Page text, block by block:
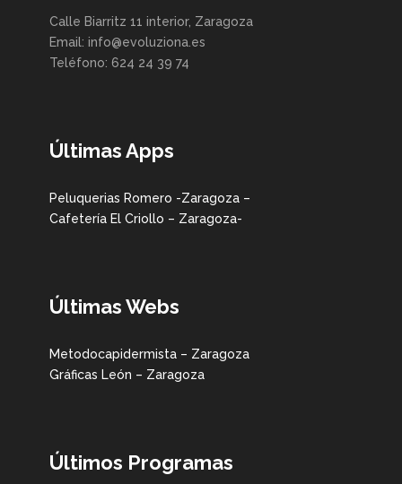
Calle Biarritz 11 interior, Zaragoza
Email: info@evoluziona.es
Teléfono: 624 24 39 74
Últimas Apps
Peluquerias Romero -Zaragoza –
Cafetería El Criollo – Zaragoza-
Últimas Webs
Metodocapidermista – Zaragoza
Gráficas León – Zaragoza
Últimos Programas